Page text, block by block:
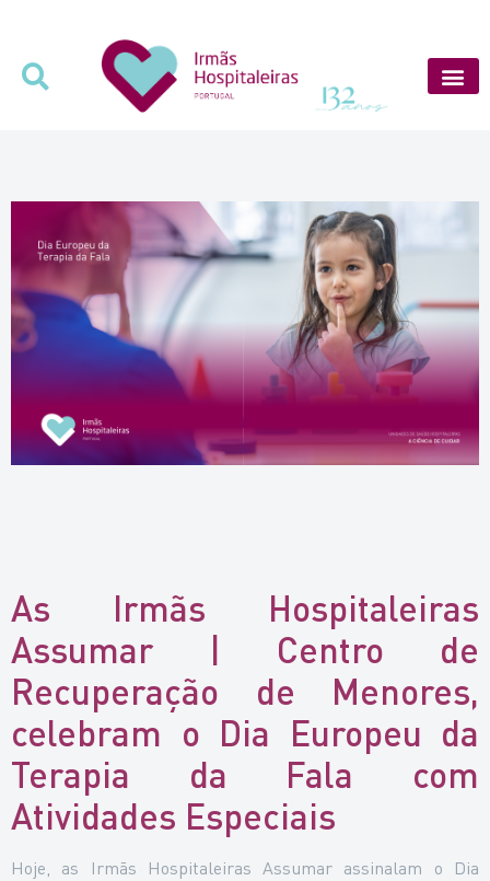
As Irmãs Hospitaleiras
Assumar | Centro de
Recuperação de Menores,
celebram o Dia Europeu da
Terapia da Fala com
Atividades Especiais
Hoje, as Irmãs Hospitaleiras Assumar assinalam o Dia